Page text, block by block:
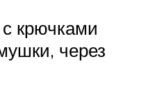
крючками
через